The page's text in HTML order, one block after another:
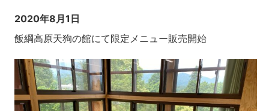
2020年8月1日
飯綱高原天狗の館にて限定メニュー販売開始